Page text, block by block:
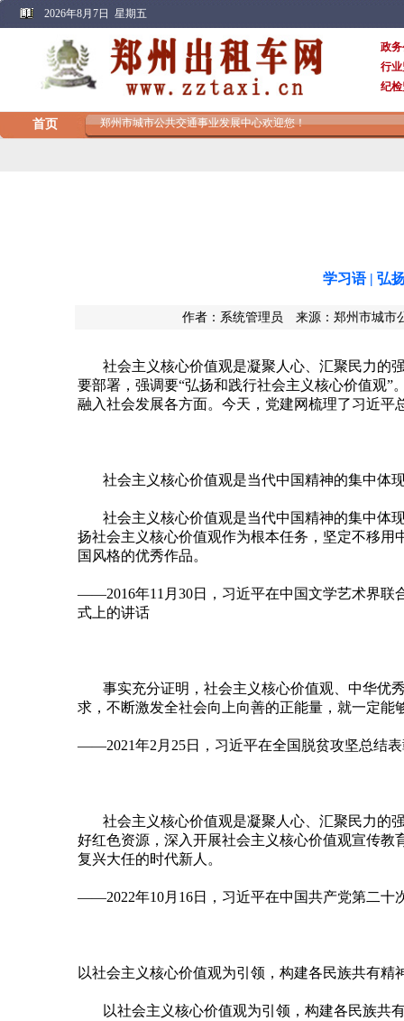
学习语 | 弘
作者：系统管理员 来源：郑州市城市
社会主义核心价值观是凝聚人心、汇聚民力的
要部署，强调要“弘扬和践行社会主义核心价值观”
融入社会发展各方面。今天，党建网梳理了习近
社会主义核心价值观是当代中国精神的集中体
社会主义核心价值观是当代中国精神的集中体
扬社会主义核心价值观作为根本任务，坚定不移
国风格的优秀作品。
——2016年11月30日，习近平在中国文学艺术界联
式上的讲话
事实充分证明，社会主义核心价值观、中华优
求，不断激发全社会向上向善的正能量，就一定
——2021年2月25日，习近平在全国脱贫攻坚总结
社会主义核心价值观是凝聚人心、汇聚民力的
好红色资源，深入开展社会主义核心价值观宣传
复兴大任的时代新人。
——2022年10月16日，习近平在中国共产党第二十
以社会主义核心价值观为引领，构建各民族共有精
以社会主义核心价值观为引领，构建各民族共